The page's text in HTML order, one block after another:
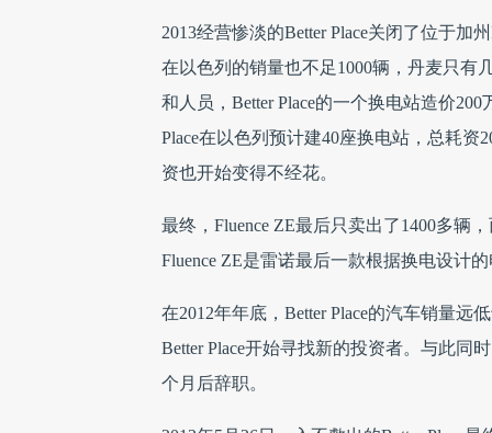
2013经营惨淡的Better Place关闭了位于加
在以色列的销量也不足1000辆，丹麦只有
和人员，Better Place的一个换电站造价
Place在以色列预计建40座换电站，总耗资
资也开始变得不经花。
最终，Fluence ZE最后只卖出了1400多辆
Fluence ZE是雷诺最后一款根据换电设计
在2012年年底，Better Place的汽车销量远
Better Place开始寻找新的投资者。与此同
个月后辞职。